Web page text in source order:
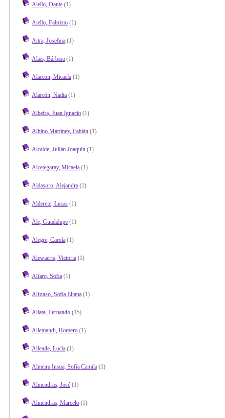
Aiello, Dante(1)
Aiello, Fabrizio(1)
Aitra, Josefina(1)
Alais, Bárbara(1)
Alarcon, Micaela(1)
Alarcón, Nadia(1)
Albeira, Juan Ignacio(1)
Albino Martínez, Fabián(1)
Alcalde, Julián Joaquín(1)
Alcetegaray, Micaela(1)
Aldasoro, Alejandra(1)
Alderete, Lucas(1)
Ale, Guadalupe(1)
Alegre, Carola(1)
Alewaerts, Victoria(1)
Alfaro, Sofía(1)
Alfonso, Sofía Eliana(1)
Aliata, Fernando(15)
Allemandi, Homero(1)
Allende, Lucía(1)
Almeira Insua, Sofía Camila(1)
Almendras, José(1)
Almendras, Marcelo(1)